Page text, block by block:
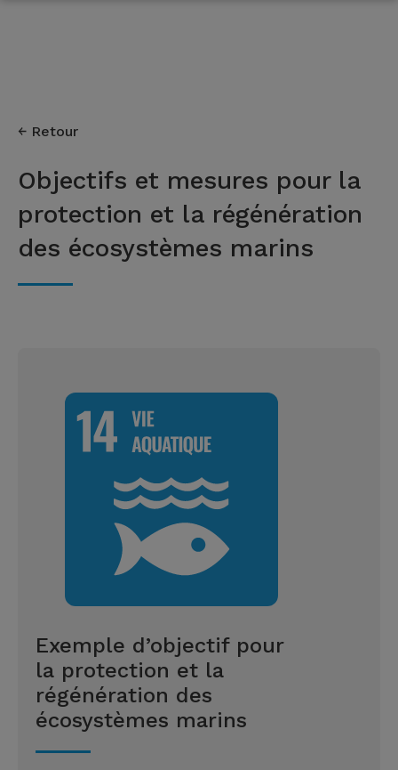
Retour
Objectifs et mesures pour la
protection et la régénération
des écosystèmes marins
Exemple d’objectif pour
la protection et la
régénération des
écosystèmes marins